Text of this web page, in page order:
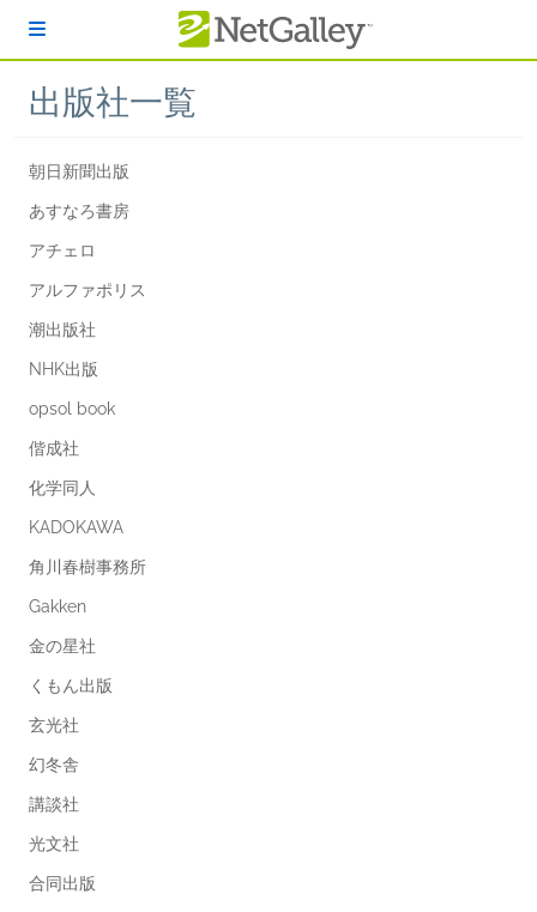
出版社一覧
朝日新聞出版
あすなろ書房
アチェロ
アルファポリス
潮出版社
NHK出版
opsol book
偕成社
化学同人
KADOKAWA
角川春樹事務所
Gakken
金の星社
くもん出版
玄光社
幻冬舎
講談社
光文社
合同出版